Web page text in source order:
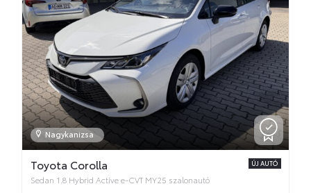
Nagykanizsa
Toyota Corolla
Sedan 1.8 Hybrid Active e-CVT MY25 szalonautó
ÚJ AUTÓ